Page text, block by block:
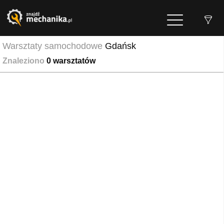
Warsztaty samochodowe Gdańsk
Znaleziono 0 warsztatów